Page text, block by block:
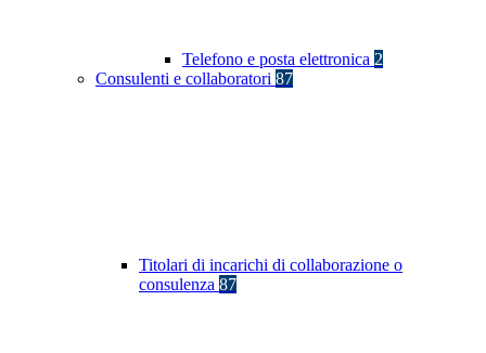
Telefono e posta elettronica 2
Consulenti e collaboratori 87
Titolari di incarichi di collaborazione o
consulenza 87